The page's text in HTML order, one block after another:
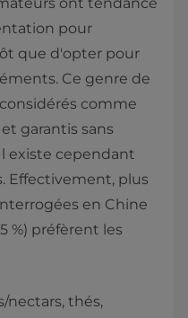
pour
que d'opter pour
Ce genre de
comme
garantis sans
existe cependant
Effectivement, plus
en Chine
%) préfèrent les
nectars, thés,